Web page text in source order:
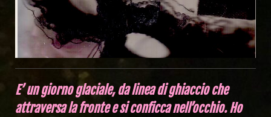
E’ un giorno glaciale, da linea di ghiaccio che
attraversa la fronte e si conficca nell’occhio. Ho